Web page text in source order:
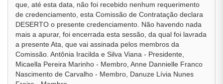
que, até esta data, não foi recebido nenhum requerimento
de credenciamento, esta Comissão de Contratação declara
DESERTO o presente credenciamento. Não havendo nada
mais a apurar, foi encerrada esta sessão, da qual foi lavrada
a presente Ata, que vai assinada pelos membros da
Comissão. Antônia Iracilda e Silva Viana - Presidente,
Micaella Pereira Marinho - Membro, Anne Dannielle Franco
Nascimento de Carvalho - Membro, Danuze Lívia Nunes